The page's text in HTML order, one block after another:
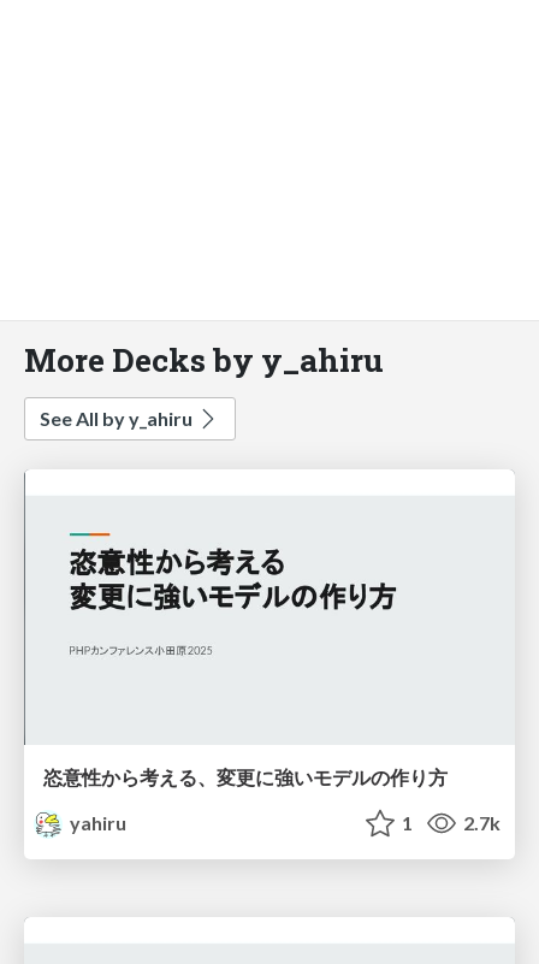
More Decks by y_ahiru
See All by y_ahiru
恣意性から考える、変更に強いモデルの作り方
yahiru
1 2.7k